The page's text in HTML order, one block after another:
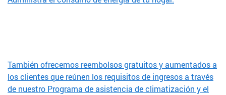
También ofrecemos reembolsos gratuitos y aumentados a
los clientes que reúnen los requisitos de ingresos a través
de nuestro Programa de asistencia declimatización y el